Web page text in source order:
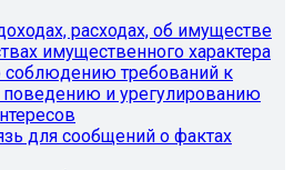
расходах, об имуществе
имущественного характера
соблюдению требований к
и урегулированию
для сообщений о фактах